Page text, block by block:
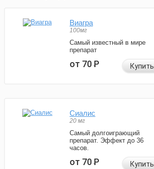
Виагра
100мг
Самый известный в мире
препарат
от 70Р Купить
Сиалис
20 мг
Самый долгоиграющий
препарат. Эффект до 36
часов.
от 70Р Купить